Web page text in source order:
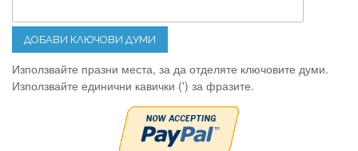
ДОБАВИ КЛЮЧОВИ ДУМИ
Използвайте празни места, за да отделяте ключовите думи.
Използвайте единични кавички (') за фразите.